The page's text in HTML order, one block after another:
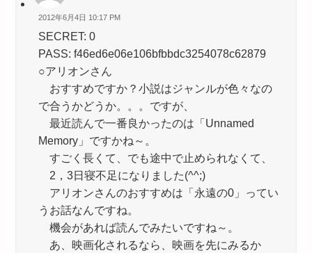
2012年6月4日 10:17 PM
SECRET: 0
PASS: f46ed6e06e106bfbbdc3254078c62879
○アリオンさん
おすすめですか？小説はジャンルが色々なの
で合うかどうか。。。ですが、
最近読んで一番良かったのは「Unnamed
Memory」ですかね～。
すごく長くて、でも途中で止められなくて、
2，3日寝不足になりました(^^;)
アリオンさんのおすすめは「永遠の0」ってい
うお話なんですね。
機会があれば読んでみたいですね～。
あ、映画化されるなら、映画を先にみるか